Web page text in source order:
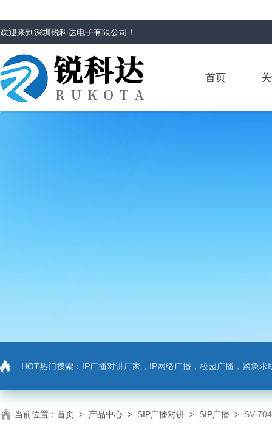
欢迎来到深圳锐科达电子有限公司 ！
首页
HOT热门搜索： IP广播对讲厂家，IP网络广播，校园广播，紧急求助，IP广播对讲系
当前位置： 首页 > 产品中心 > SIP广播对讲 > SIP广播 > SV-